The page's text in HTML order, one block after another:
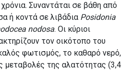
Συναντάται σε βάθη από
ή κοντά σε λιβάδια Posidonia
nodosa. Οι κύριοι
τον οικότοπο του
φωτισμός, το καθαρό νερό,
μεταβολές της αλατότητας (3,4